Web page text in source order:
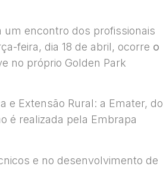
um encontro dos profissionais
feira, dia 18 de abril, ocorre o
no próprio Golden Park
e Extensão Rural: a Emater, do
é realizada pela Embrapa
e no desenvolvimento de